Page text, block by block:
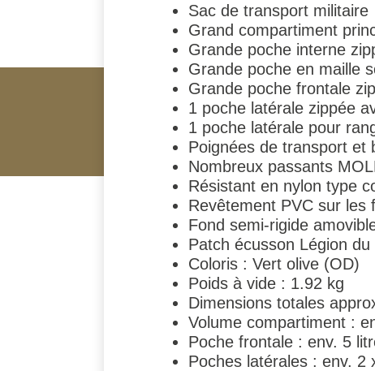
Sac de transport militaire
Grand compartiment
Grande poche interne
Grande poche en maille
Grande poche frontale
1 poche latérale zippée
1 poche latérale pour
Poignées de transport et
Nombreux passants
Résistant en nylon type
Revêtement PVC sur les
Fond semi-rigide
Patch écusson Légion
Coloris : Vert olive (OD)
Poids à vide : 1.92 kg
Dimensions totales
Volume compartiment :
Poche frontale : env. 5
Poches latérales : env. 2